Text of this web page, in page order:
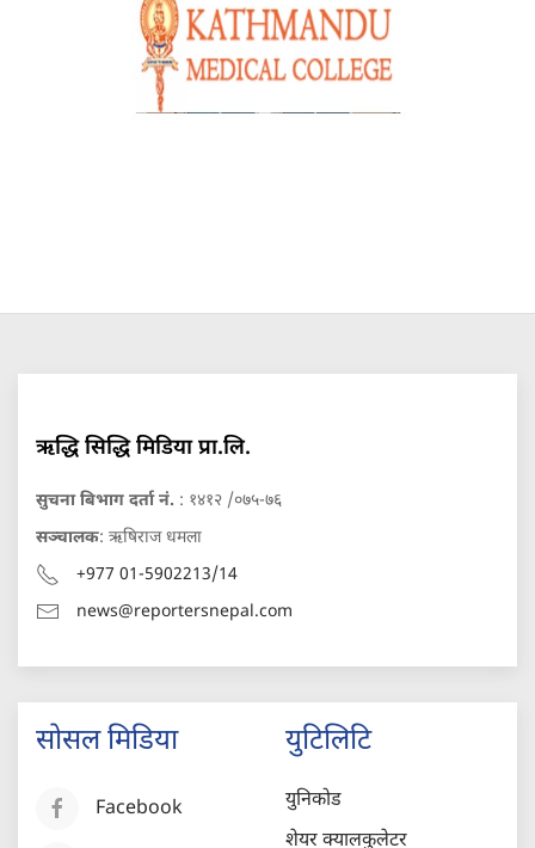
ऋद्धि सिद्धि मिडिया प्रा.लि.
सुचना बिभाग दर्ता नं. : १४१२ /०७५-७६
सञ्चालक: ऋषिराज धमला
+977 01-5902213/14
news@reportersnepal.com
सोसल मिडिया
Facebook
युटिलिटि
युनिकोड
शेयर क्यालकुलेटर